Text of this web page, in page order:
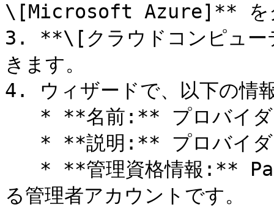
\[Microsoft Azure]** をク
3. **\[クラウドコンピュー
きます。
4. ウィザードで、以下の情
る管理者アカウントです。